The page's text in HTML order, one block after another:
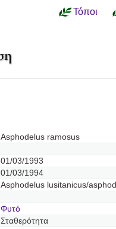
Τόποι
Asphodelus ramosus
01/03/1993
01/03/1994
Asphodelus lusitanicus/
Φυτό
Σταθερότητα